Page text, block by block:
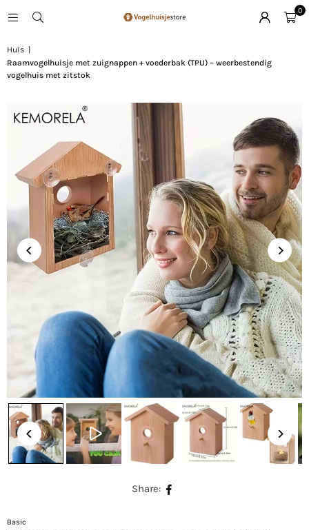
0
Huis
Raamvogelhuisje met zuignappen + voederbak (TPU) – weerbestendig
vogelhuis met zitstok
Share:
Basic